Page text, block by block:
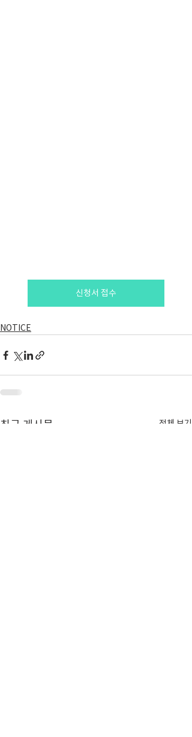
신청서 접수
NOTICE
최근 게시물 전체 보기